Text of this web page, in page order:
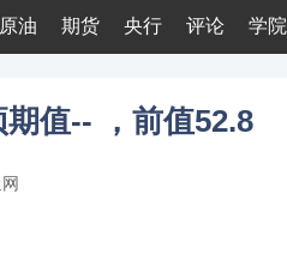
原油 期货 央行 评论 学院
值-- ，前值52.8